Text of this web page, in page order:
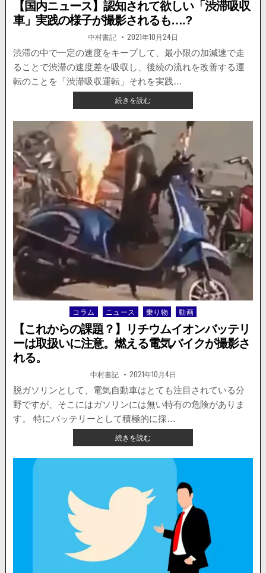
【国内ニュース】認知されて欲しい「渋滞吸収
車」実践の様子が撮影されるも….?
著
者:
中村書記 掲
載
日：
2021年10月24日
渋滞の中で一定の速度をキープして、最小限の加減速で走
ることで渋滞の速度差を吸収し、後続の流れを改善する運
転のことを「渋滞吸収運転」それを実践…
続きを読む【国
内
ニ
ュ
ス】
認
知
れ
て
欲
し
い
「渋
滞
収
車」
実
践
の
様
が
影
さ
れ
る
も….?
Posted
in
コラム ニュース 乗り物 動画
【これからの課題？】リチウムイオンバッテリ
ーは取扱いに注意。燃える電気バイクが撮影さ
れる。
著
者:
中村書記 掲
載
日：
2021年10月4日
脱ガソリンとして、電気自動車はとても注目されている分
野ですが、そこにはガソリンには無い特有の危険がありま
す。 特にバッテリーとして積極的に採…
続きを読む【こ
れ
か
課
題？】
チ